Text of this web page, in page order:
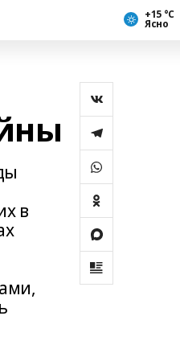
+15 °С
Ясно
в